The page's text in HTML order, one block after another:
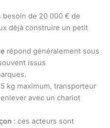
besoin de 20 000 € de
déjà construire un petit
répond généralement sous
issus
kg maximum, transporteur
avec un chariot
: ces acteurs sont